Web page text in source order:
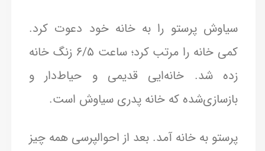
سیاوش پرستو را به خانه خود دعوت کرد.
کمی خانه را مرتب کرد؛ ساعت ۶/۵ زنگ خانه
زده شد. خانه‌ایی قدیمی و حیاط‌دار و
بازسازی‌شده که خانه پدری سیاوش است.
پرستو به خانه آمد. بعد از احوالپرسی همه چیز